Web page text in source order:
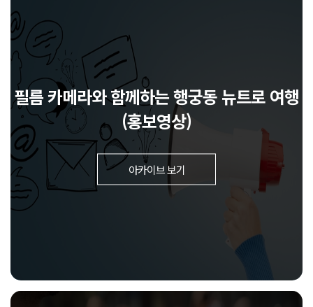
필름 카메라와 함께하는 행궁동 뉴트로 여행
(홍보영상)
아카이브 보기